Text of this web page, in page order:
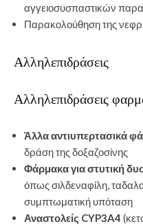
αγγειοσυσπαστικών
Παρακολούθηση της
Αλληλεπιδράσεις
Αλληλεπιδράσεις
Άλλα αντιυπερτασικά
δράση της δοξαζοσίνης
Φάρμακα για στυτική
όπως σιλδεναφίλη,
συμπτωματική υπόταση
Αναστολείς CYP3A4